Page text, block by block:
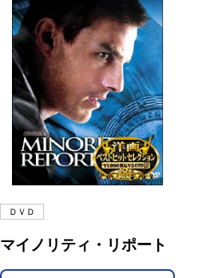
ＤＶＤ
マイノリティ・リポート